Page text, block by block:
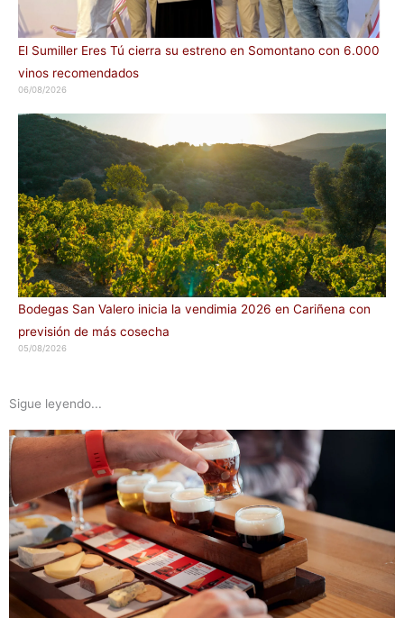
El Sumiller Eres Tú cierra su estreno en Somontano con 6.000
vinos recomendados
06/08/2026
Bodegas San Valero inicia la vendimia 2026 en Cariñena con
previsión de más cosecha
05/08/2026
Sigue leyendo...